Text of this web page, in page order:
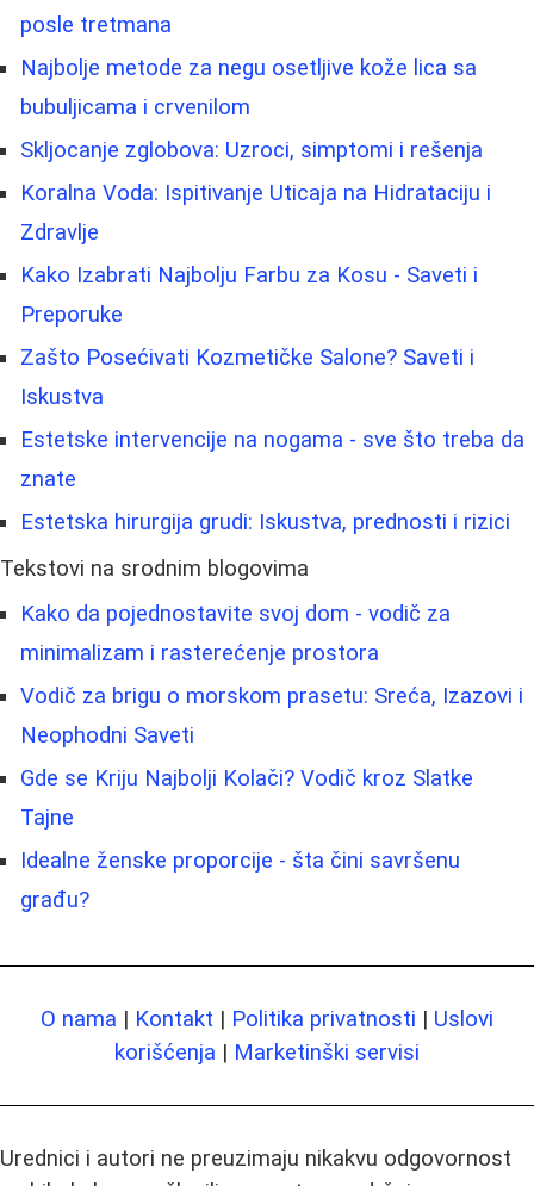
posle tretmana
Najbolje metode za negu osetljive kože lica sa
bubuljicama i crvenilom
Skljocanje zglobova: Uzroci, simptomi i rešenja
Koralna Voda: Ispitivanje Uticaja na Hidrataciju i
Zdravlje
Kako Izabrati Najbolju Farbu za Kosu - Saveti i
Preporuke
Zašto Posećivati Kozmetičke Salone? Saveti i
Iskustva
Estetske intervencije na nogama - sve što treba da
znate
Estetska hirurgija grudi: Iskustva, prednosti i rizici
Tekstovi na srodnim blogovima
Kako da pojednostavite svoj dom - vodič za
minimalizam i rasterećenje prostora
Vodič za brigu o morskom prasetu: Sreća, Izazovi i
Neophodni Saveti
Gde se Kriju Najbolji Kolači? Vodič kroz Slatke
Tajne
Idealne ženske proporcije - šta čini savršenu
građu?
O nama | Kontakt | Politika privatnosti | Uslovi
korišćenja | Marketinški servisi
Urednici i autori ne preuzimaju nikakvu odgovornost